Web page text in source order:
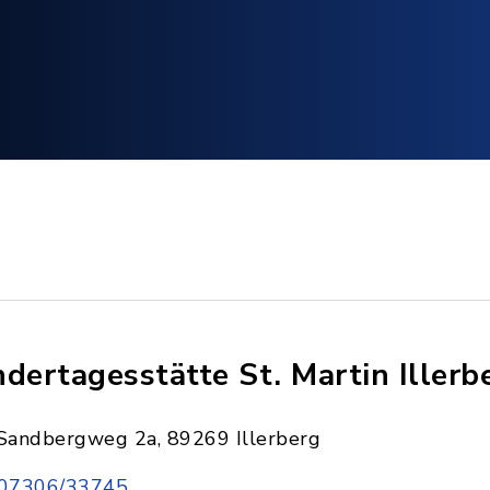
St. Martin
2a, 89269 Illerberg